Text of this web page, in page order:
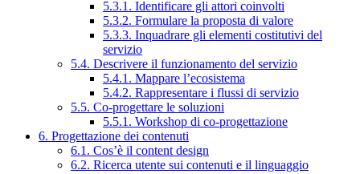
5.3.1. Identificare gli attori coinvolti
5.3.2. Formulare la proposta di valore
5.3.3. Inquadrare gli elementi costitutivi del
servizio
5.4. Descrivere il funzionamento del servizio
5.4.1. Mappare l’ecosistema
5.4.2. Rappresentare i flussi di servizio
5.5. Co-progettare le soluzioni
5.5.1. Workshop di co-progettazione
6. Progettazione dei contenuti
6.1. Cos’è il content design
6.2. Ricerca utente sui contenuti e il linguaggio